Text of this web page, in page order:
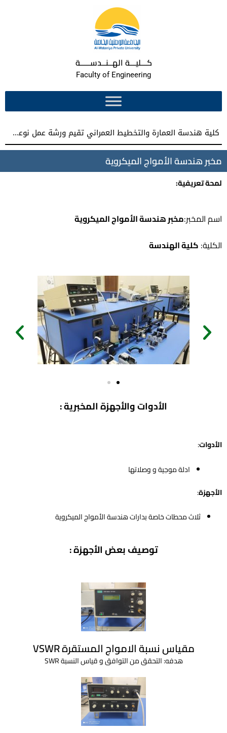
كـــليـــة الهــنــدســـــة
Faculty of Engineering
كلية هندسة العمارة والتخطيط العمراني تقيم ورشة عمل نوعية نحو إعداد مشاريع تخرج معمارية مميزة
مخبر هندسة الأمواج الميكروية
لمحة تعريفية:
اسم المخبر:مخبر هندسة الأمواج الميكروية
الكلية: كلية الهندسة
الأدوات والأجهزة المخبرية :
الأدوات:
ادلة موجية و وصلاتها
الأجهزة:
ثلاث محطات خاصة بدارات هندسة الأمواج الميكروية
توصيف بعض الأجهزة :
مقياس نسبة الامواج المستقرة VSWR
هدفه: التحقق من التوافق و قياس النسبة SWR